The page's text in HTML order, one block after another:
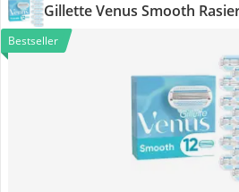
Gillette Venus Smooth
Bestseller